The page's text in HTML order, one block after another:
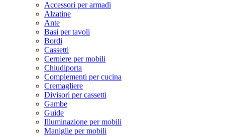
Accessori per armadi
Alzatine
Ante
Basi per tavoli
Bordi
Cassetti
Cerniere per mobili
Chiudiporta
Complementi per cucina
Cremagliere
Divisori per cassetti
Gambe
Guide
Illuminazione per mobili
Maniglie per mobili